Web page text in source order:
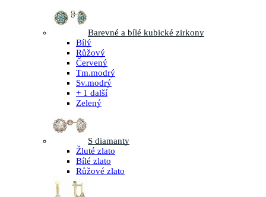
Barevné a bílé kubické zirkony
Bílý
Růžový
Červený
Tm.modrý
Sv.modrý
+ 1 další
Zelený
S diamanty
Žluté zlato
Bílé zlato
Růžové zlato